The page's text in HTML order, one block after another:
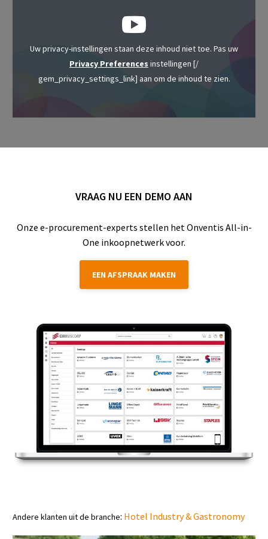
Uw privacy-instellingen staan ​​deze inhoud niet toe. Pas uw
Privacy Preferences instellingen [/
gem_privacy_settings_link] aan om de inhoud te zien.
VRAAG NU EEN DEMO AAN
Onze e-procurement-experts stellen het Onventis All-in-
One inkoopnetwerk voor.
EEN AFSPRAAK MAKEN
Andere klanten uit de branche: Hotel Industry & Gastronomy